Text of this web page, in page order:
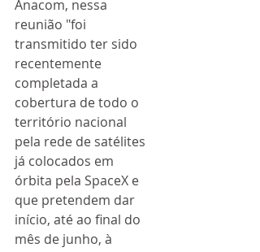
Anacom, nessa
reunião "foi
transmitido ter sido
recentemente
completada a
cobertura de todo o
território nacional
pela rede de satélites
já colocados em
órbita pela SpaceX e
que pretendem dar
início, até ao final do
mês de junho, à